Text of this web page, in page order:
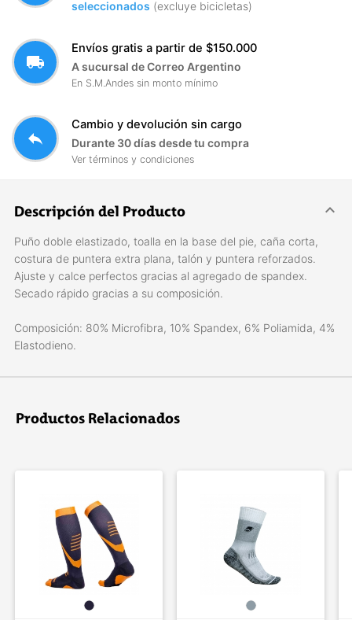
seleccionados (excluye bicicletas)
local_shipping
Envíos gratis a partir de $150.000
A sucursal de Correo Argentino
En S.M.Andes sin monto mínimo
reply
Cambio y devolución sin cargo
Durante 30 días desde tu compra
Ver términos y condiciones
Descripción del Producto
Puño doble elastizado, toalla en la base del pie, caña corta,
costura de puntera extra plana, talón y puntera reforzados.
Ajuste y calce perfectos gracias al agregado de spandex.
Secado rápido gracias a su composición.
Composición: 80% Microfibra, 10% Spandex, 6% Poliamida, 4%
Elastodieno.
Productos Relacionados